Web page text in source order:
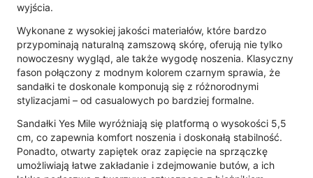
wyjścia.
Wykonane z wysokiej jakości materiałów, które bardzo
przypominają naturalną zamszową skórę, oferują nie tylko
nowoczesny wygląd, ale także wygodę noszenia. Klasyczny
fason połączony z modnym kolorem czarnym sprawia, że
sandałki te doskonale komponują się z różnorodnymi
stylizacjami – od casualowych po bardziej formalne.
Sandałki Yes Mile wyróżniają się platformą o wysokości 5,5
cm, co zapewnia komfort noszenia i doskonałą stabilność.
Ponadto, otwarty zapiętek oraz zapięcie na sprzączkę
umożliwiają łatwe zakładanie i zdejmowanie butów, a ich